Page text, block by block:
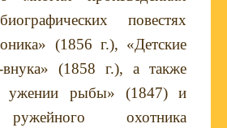
повестях
(1856 г.), «Детские
внука» (1858 г.), а также
ужении рыбы» (1847) и
охотника